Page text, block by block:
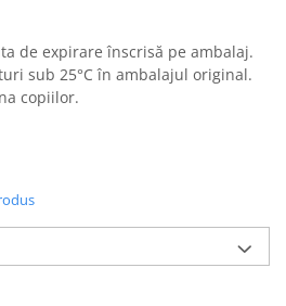
de expirare înscrisă pe ambalaj.
sub 25°C în ambalajul original.
copiilor.